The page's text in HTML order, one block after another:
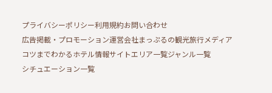
プライバシーポリシー利用規約お問い合わせ
広告掲載・プロモーション運営会社まっぷるの観光旅行メディア
コツまでわかるホテル情報サイトエリア一覧ジャンル一覧
シチュエーション一覧